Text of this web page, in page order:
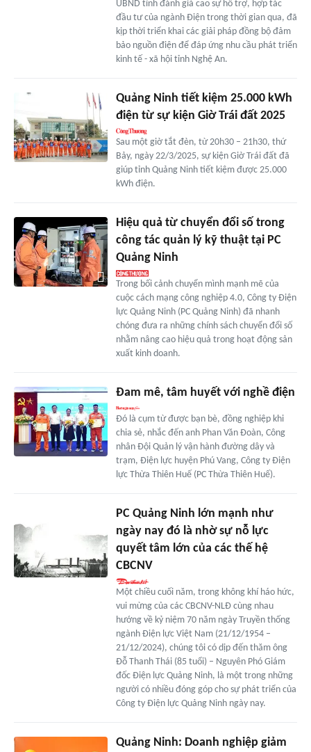
UBND tỉnh đánh giá cao sự hỗ trợ, hợp tác
đầu tư của ngành Điện trong thời gian qua, đã
kịp thời triển khai các giải pháp đồng bộ đảm
bảo nguồn điện để đáp ứng nhu cầu phát triển
kinh tế - xã hội tỉnh Nghệ An.
Quảng Ninh tiết kiệm 25.000 kWh
điện từ sự kiện Giờ Trái đất 2025
Sau một giờ tắt đèn, từ 20h30 – 21h30, thứ
Bảy, ngày 22/3/2025, sự kiện Giờ Trái đất đã
giúp tỉnh Quảng Ninh tiết kiệm được 25.000
kWh điện.
Hiệu quả từ chuyển đổi số trong
công tác quản lý kỹ thuật tại PC
Quảng Ninh
Trong bối cảnh chuyển mình mạnh mẽ của
cuộc cách mạng công nghiệp 4.0, Công ty Điện
lực Quảng Ninh (PC Quảng Ninh) đã nhanh
chóng đưa ra những chính sách chuyển đổi số
nhằm nâng cao hiệu quả trong hoạt động sản
xuất kinh doanh.
Đam mê, tâm huyết với nghề điện
Đó là cụm từ được bạn bè, đồng nghiệp khi
chia sẻ, nhắc đến anh Phan Văn Đoàn, Công
nhân Đội Quản lý vận hành đường dây và
trạm, Điện lực huyện Phú Vang, Công ty Điện
lực Thừa Thiên Huế (PC Thừa Thiên Huế).
PC Quảng Ninh lớn mạnh như
ngày nay đó là nhờ sự nỗ lực
quyết tâm lớn của các thế hệ
CBCNV
Một chiều cuối năm, trong không khí háo hức,
vui mừng của các CBCNV-NLĐ cùng nhau
hướng về kỷ niệm 70 năm ngày Truyền thống
ngành Điện lực Việt Nam (21/12/1954 –
21/12/2024), chúng tôi có dịp đến thăm ông
Đỗ Thanh Thái (85 tuổi) – Nguyên Phó Giám
đốc Điện lực Quảng Ninh, là một trong những
người có nhiều đóng góp cho sự phát triển của
Công ty Điện lực Quảng Ninh ngày nay.
Quảng Ninh: Doanh nghiệp giảm